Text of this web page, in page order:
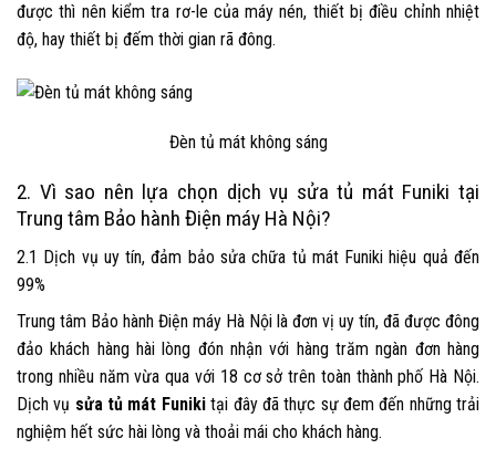
được thì nên kiểm tra rơ-le của máy nén, thiết bị điều chỉnh nhiệt
độ, hay thiết bị đếm thời gian rã đông.
Đèn tủ mát không sáng
2. Vì sao nên lựa chọn dịch vụ sửa tủ mát Funikitại
Trung tâm Bảo hành Điện máy Hà Nội?
2.1 Dịch vụ uy tín, đảm bảo sửa chữa tủ mát Funiki hiệu quả đến
99%
Trung tâm Bảo hành Điện máy Hà Nội là đơn vị uy tín, đã được đông
đảo khách hàng hài lòng đón nhận với hàng trăm ngàn đơn hàng
trong nhiều năm vừa qua với 18 cơ sở trên toàn thành phố Hà Nội.
Dịch vụ sửa tủ mát Funikitại đây đã thực sự đem đến những trải
nghiệm hết sức hài lòng và thoải mái cho khách hàng.